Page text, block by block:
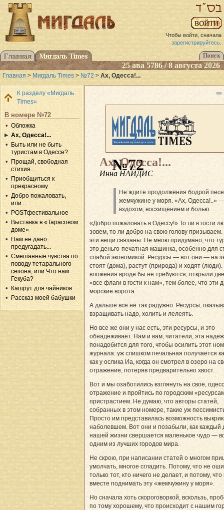
Чтобы войти, сначала
зарегистрируйтесь.
25 ава 5786 / 8 августа 2026
Главная > Мигдаль Times > №72 > Ах, Одесса!...
К разделу «Мигдаль
Times»
В номере №72
Обложка
Ах, Одесса!...
Быть или не быть
туристам в Одессе?
Прощай, свободная
стихия...
Приобщиться к
прекрасному
Добро пожаловать,
или...
POSTфестивальное
Выставка в «Тарасовом
доме»
Нам не дано
предугадать...
Смешанные чувства по
поводу тетарального
сезона, или Что нам
Гекуба?
Кашрут для чайников
Рассказ моей бабушки
№72
Ах, Одесса!...
Инна НАЙДИС
Не ждите продолжения бодрой
жемчужине у моря. «Ах, Одесса!..»
вздохом, восхищением и болью.
«Добро пожаловать в Одессу!» То ли в гости
зовем, то ли добро на свою голову призываем.
эти вещи связаны. Не мною придумано, что
это деньго-печатная машинка, особенно для
слабой экономикой. Ресурсы — вот они — на
стоят (дома), растут (природа) и ходят
вложения вроде бы не требуются, открыли
«все флаги в гости к нам», тем более, что эти
морские ворота.
А дальше все не так радужно. Ресурсы,
взращивать надо, холить и лелеять.
Но все же они у нас есть, эти ресурсы, и это
обнадеживает. Нам и вам, читатели, эта
понадобится для того, чтобы осилить этот
журнала: уж слишком печальная получается
как у ослика Иа, когда он смотрел в озеро на
отражение, потеряв предварительно хвост.
Вот и мы озаботились взглянуть на свое,
отражение и пройтись по городским
пристрастием. Не думаю, что авторы статей,
собранных в этом номере, такие уж
Просто им представилась возможность
наболевшем. Вот они и позабыли, как каждый
нашей жизни свершается маленькое чудо —
одним из лучших городов мира.
Не скрою, при написании статей о многом
умолчать, многое сгладить. Потому, что не
только тот, кто ничего не делает, и потому,
вместе поднимать эту «жемчужину у моря».
Но сначала хоть скороговоркой, вскользь,
по тому хорошему, что происходит с нашим